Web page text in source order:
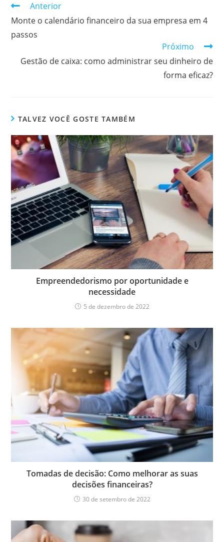
Continuar
lendo
Anterior
Monte o calendário financeiro da sua empresa em 4
passos
Próximo
Gestão de caixa: como administrar seu dinheiro de
forma eficaz?
TALVEZ VOCÊ GOSTE TAMBÉM
Empreendedorismo por oportunidade e
necessidade
5 de dezembro de 2022
Tomadas de decisão: Como melhorar as suas
decisões financeiras?
30 de setembro de 2022